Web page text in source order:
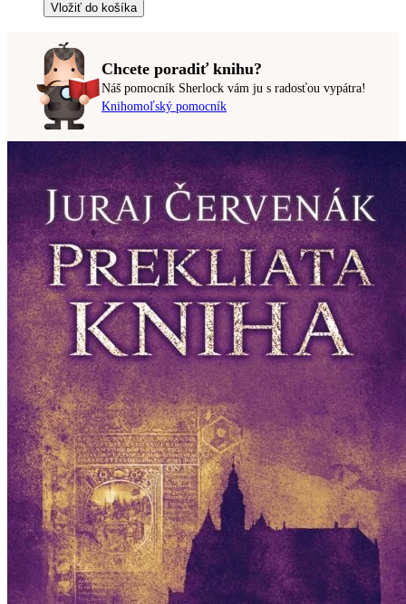
Vložiť do košíka
Chcete poradiť knihu?
Náš pomocník Sherlock vám ju s radosťou vypátra!
Knihomoľský pomocník